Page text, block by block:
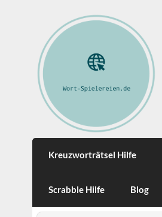
Kreuzworträtsel Hilfe
Scrabble Hilfe Blog